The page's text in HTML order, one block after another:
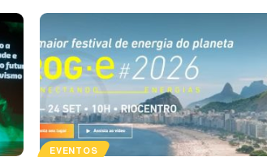
EVENTOS